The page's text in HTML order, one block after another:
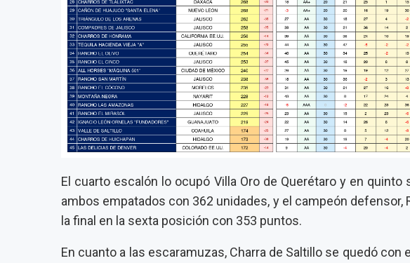
El cuarto escalón lo ocupó Villa Oro de Querétaro y en quinto
ambos empatados con 362 unidades, y el campeón defensor,
la final en la sexta posición con 353 puntos.
En cuanto a las escaramuzas, Charra de Saltillo se quedó con